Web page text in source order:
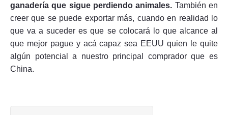
ganadería que sigue perdiendo animales. También en
creer que se puede exportar más, cuando en realidad lo
que va a suceder es que se colocará lo que alcance al
que mejor pague y acá capaz sea EEUU quien le quite
algún potencial a nuestro principal comprador que es
China.